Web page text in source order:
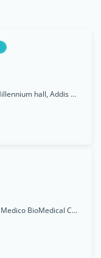
Bole, Snap Plaza, 8th floor, Next to The Millennium hall, Addis Ababa
Wello Sefer, Ethio-China Avenue, Next to Medico BioMedical College, Medina Tower, 2nd Floor., Addis Ababa